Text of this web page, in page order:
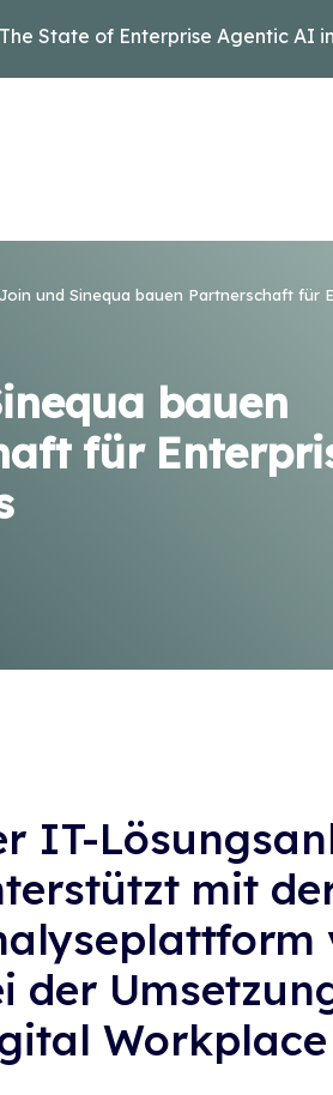
State of Enterprise Agentic AI
und Sinequa bauen Partnerschaft für
bauen
für
IT-
mit
der
Workplace